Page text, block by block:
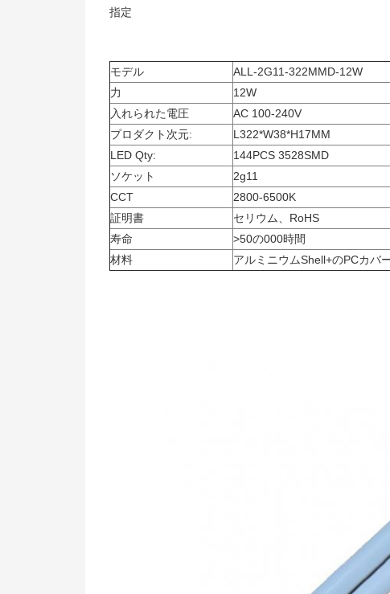
指定
モデル
ALL-2G11-322MMD-12W
力
12W
入れられた電圧
AC 100-240V
プロダクト次元:
L322*W38*H17MM
LED Qty:
144PCS 3528SMD
ソケット
2g11
CCT
2800-6500K
証明書
セリウム、RoHS
寿命
>50の000時間
材料
アルミニウムShell+のPCカバ